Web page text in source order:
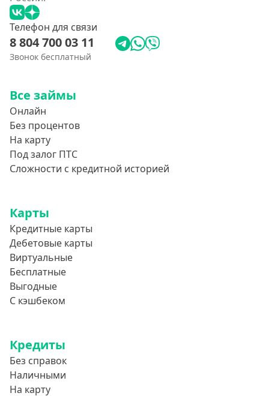
Телефон для связи
8 804 700 03 11
Звонок бесплатный
Все займы
Онлайн
Без процентов
На карту
Под залог ПТС
Сложности с кредитной историей
Карты
Кредитные карты
Дебетовые карты
Виртуальные
Бесплатные
Выгодные
С кэшбеком
Кредиты
Без справок
Наличными
На карту